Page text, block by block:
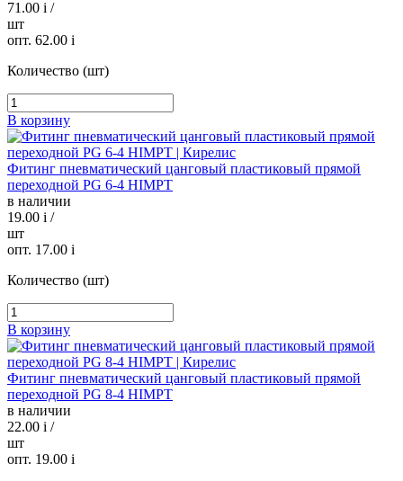
71.00 i /
шт
опт. 62.00 i
Количество (шт)
В корзину
Фитинг пневматический цанговый пластиковый прямой
переходной PG 6-4 HIMPT
в наличии
19.00 i /
шт
опт. 17.00 i
Количество (шт)
В корзину
Фитинг пневматический цанговый пластиковый прямой
переходной PG 8-4 HIMPT
в наличии
22.00 i /
шт
опт. 19.00 i